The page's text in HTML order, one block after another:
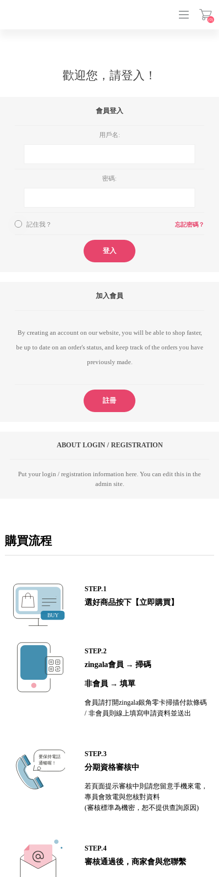
(0)
歡迎您，請登入！
會員登入
用戶名:
密碼:
記住我？ 忘記密碼？
登入
加入會員
By creating an account on our website, you will be able to shop faster,
be up to date on an order's status, and keep track of the orders you have
previously made.
註冊
ABOUT LOGIN / REGISTRATION
Put your login / registration information here. You can edit this in the
admin site.
購買流程
STEP.1
選好商品按下【立即購買】
STEP.2
zingala會員 → 掃碼
非會員 → 填單
會員請打開zingala銀角零卡掃描付款條碼
/ 非會員則線上填寫申請資料並送出
STEP.3
分期資格審核中
若頁面提示審核中則請您留意手機來電，
專員會致電與您核對資料
(審核標準為機密，恕不提供查詢原因)
STEP.4
審核通過後，商家會與您聯繫